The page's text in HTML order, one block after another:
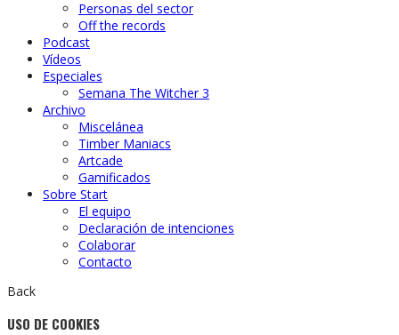
Personas del sector
Off the records
Podcast
Vídeos
Especiales
Semana The Witcher 3
Archivo
Miscelánea
Timber Maniacs
Artcade
Gamificados
Sobre Start
El equipo
Declaración de intenciones
Colaborar
Contacto
Back
USO DE COOKIES